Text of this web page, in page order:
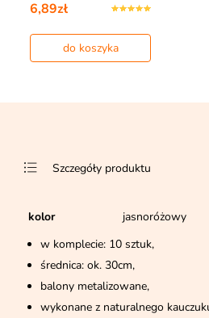
6,89zł
do koszyka
Szczegóły produktu
kolor
jasnoróżowy
w komplecie: 10 sztuk,
średnica: ok. 30cm,
balony metalizowane,
wykonane z naturalnego